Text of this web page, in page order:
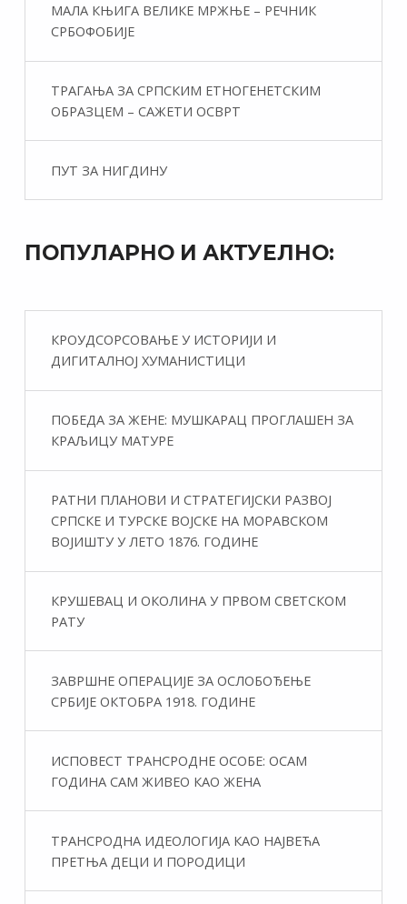
МАЛА КЊИГА ВЕЛИКЕ МРЖЊЕ – РЕЧНИК
СРБОФОБИЈЕ
ТРАГАЊА ЗА СРПСКИМ ЕТНОГЕНЕТСКИМ
ОБРАЗЦЕМ – САЖЕТИ ОСВРТ
ПУТ ЗА НИГДИНУ
ПОПУЛАРНО И АКТУЕЛНО:
КРОУДСОРСОВАЊЕ У ИСТОРИЈИ И
ДИГИТАЛНОЈ ХУМАНИСТИЦИ
ПОБЕДА ЗА ЖЕНЕ: МУШКАРАЦ ПРОГЛАШЕН ЗА
КРАЉИЦУ МАТУРЕ
РАТНИ ПЛАНОВИ И СТРАТЕГИЈСКИ РАЗВОЈ
СРПСКЕ И ТУРСКЕ ВОЈСКЕ НА МОРАВСКОМ
ВОЈИШТУ У ЛЕТО 1876. ГОДИНЕ
КРУШЕВАЦ И ОКОЛИНА У ПРВОМ СВЕТСКОМ
РАТУ
ЗАВРШНЕ ОПЕРАЦИЈЕ ЗА ОСЛОБОЂЕЊЕ
СРБИЈЕ ОКТОБРА 1918. ГОДИНЕ
ИСПОВЕСТ ТРАНСРОДНЕ ОСОБЕ: ОСАМ
ГОДИНА САМ ЖИВЕО КАО ЖЕНА
ТРАНСРОДНА ИДЕОЛОГИЈА КАО НАЈВЕЋА
ПРЕТЊА ДЕЦИ И ПОРОДИЦИ